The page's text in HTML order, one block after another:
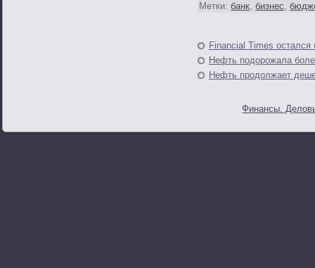
Метки: банк, бизнес,
Financial Times остался
Нефть подорожала
Нефть продолжает
Финансы.